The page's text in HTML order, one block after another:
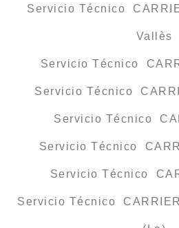
Servicio Técnico
Vallès
Servicio Técnico
Servicio Técnico
Servicio Técnico
Servicio Técnico
Servicio Técnico
Servicio Técnico